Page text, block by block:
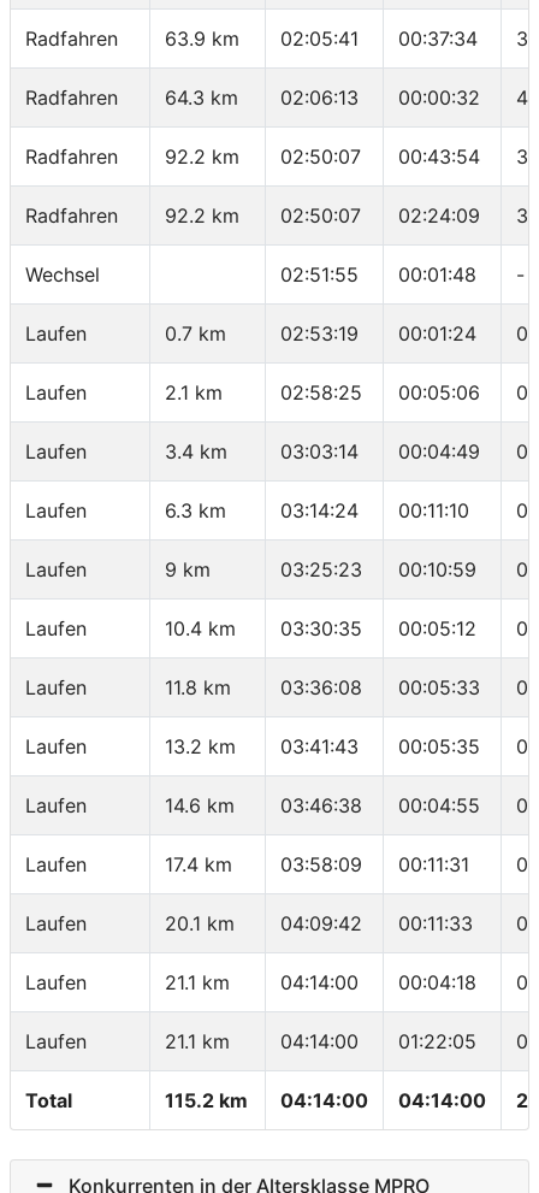
Radfahren 63.9 km 02:05:41 00:37:34
Radfahren 64.3 km 02:06:13 00:00:32
Radfahren 92.2 km 02:50:07 00:43:54
Radfahren 92.2 km 02:50:07 02:24:09
Wechsel 02:51:55 00:01:48 -
Laufen 0.7 km 02:53:19 00:01:24
Laufen 2.1 km 02:58:25 00:05:06
Laufen 3.4 km 03:03:14 00:04:49
Laufen 6.3 km 03:14:24 00:11:10
Laufen 9 km 03:25:23 00:10:59
Laufen 10.4 km 03:30:35 00:05:12
Laufen 11.8 km 03:36:08 00:05:33
Laufen 13.2 km 03:41:43 00:05:35
Laufen 14.6 km 03:46:38 00:04:55
Laufen 17.4 km 03:58:09 00:11:31
Laufen 20.1 km 04:09:42 00:11:33
Laufen 21.1 km 04:14:00 00:04:18
Laufen 21.1 km 04:14:00 01:22:05
Total 115.2 km 04:14:00 04:14:00
Konkurrenten in der Altersklasse MPRO